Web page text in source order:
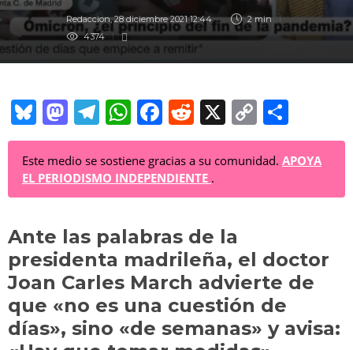
Redaccion,28 diciembre 2021 12:44
2 min
4374
Bl
u
e
sk
y
M
a
st
o
d
o
n
T
el
e
gr
a
m
W
h
at
s
A
p
p
F
a
c
e
b
o
o
k
R
e
d
di
t
X
C
o
p
y
n
k
o
m
p
tir
Este medio se sostiene gracias a su comunidad. APOYA
EL PERIODISMO INDEPENDIENTE .
Ante las palabras de la
presidenta madrileña, el doctor
Joan Carles March advierte de
que «no es una cuestión de
días», sino «de semanas» y avisa: